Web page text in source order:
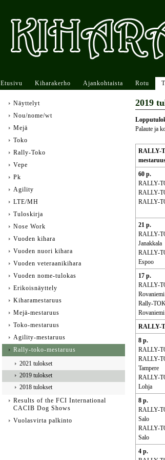
Etusivu Kiharakerho Ajankohtaista Rotu
2019
Palaute ja
RALLY-
60 p.
RALLY-
RALLY-
RALLY-
21 p.
RALLY-
Janakkala
RALLY-
Espoo
17 p.
RALLY-
Rovaniemi
Rally-
Rovaniemi
RALLY-
8 p.
RALLY-
RALLY-
Tampere
RALLY-
Lohja
8 p.
RALLY-
Salo
RALLY-
Salo
4 p.
Näyttelyt
Nou/nome/wt
Mejä
Toko
Rally-Toko
Vepe
Pk
Agility
LTE/MH
Tuloskirja
Nose Work
Vuoden kihara
Vuoden nuori kihara
Vuoden veteraanikihara
Vuoden nome-tulokas
Erikoisnäyttely
Kiharamestaruus
Mejä-mestaruus
Toko-mestaruus
Agility-mestaruus
Rally-toko-mestaruus
2021 tulokset
2019 tulokset
2018 tulokset
Results of the FCI International
CACIB Dog Shows
Vuolasvirta palkinto